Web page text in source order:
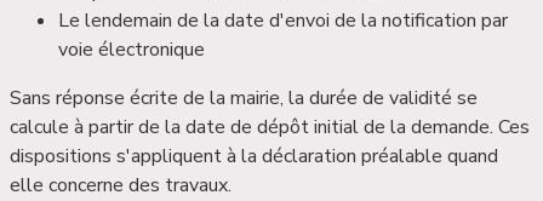
Le lendemain de la date d'envoi de la notification par
voie électronique
Sans réponse écrite de la mairie, la durée de validité se
calcule à partir de la date de dépôt initial de la demande. Ces
dispositions s'appliquent à la déclaration préalable quand
elle concerne des travaux.